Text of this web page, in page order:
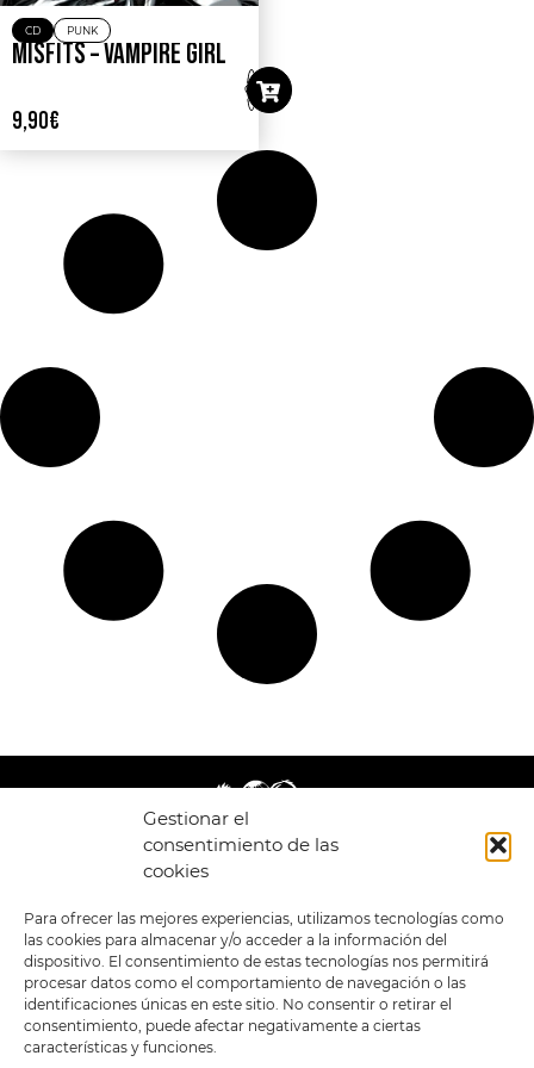
Gestionar el
consentimiento de las
cookies
Para ofrecer las mejores experiencias, utilizamos tecnologías como
las cookies para almacenar y/o acceder a la información del
dispositivo. El consentimiento de estas tecnologías nos permitirá
procesar datos como el comportamiento de navegación o las
identificaciones únicas en este sitio. No consentir o retirar el
consentimiento, puede afectar negativamente a ciertas
características y funciones.
CD PUNK
MISFITS – VAMPIRE GIRL
9,90€
LEGAL
POLÍTICA DE
PRIVACIDAD
TÉRMINOS Y
CONDICIONES
GENERALES DE LA
POLÍTICA DE COOKIES
ENLACES
TIENDA
ESTILOS
FORMATOS
PREVENTAS
OFERTAS
MERCHANDISING